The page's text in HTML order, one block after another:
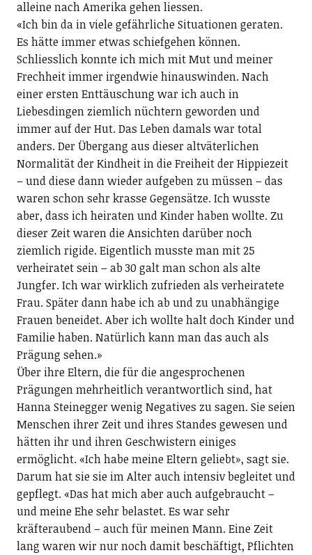
alleine nach Amerika gehen liessen.
«Ich bin da in viele gefährliche Situationen geraten.
Es hätte immer etwas schiefgehen können.
Schliesslich konnte ich mich mit Mut und meiner
Frechheit immer irgendwie hinauswinden. Nach
einer ersten Enttäuschung war ich auch in
Liebesdingen ziemlich nüchtern geworden und
immer auf der Hut. Das Leben damals war total
anders. Der Übergang aus dieser altväterlichen
Normalität der Kindheit in die Freiheit der Hippiezeit
– und diese dann wieder aufgeben zu müssen – das
waren schon sehr krasse Gegensätze. Ich wusste
aber, dass ich heiraten und Kinder haben wollte. Zu
dieser Zeit waren die Ansichten darüber noch
ziemlich rigide. Eigentlich musste man mit 25
verheiratet sein – ab 30 galt man schon als alte
Jungfer. Ich war wirklich zufrieden als verheiratete
Frau. Später dann habe ich ab und zu unabhängige
Frauen beneidet. Aber ich wollte halt doch Kinder und
Familie haben. Natürlich kann man das auch als
Prägung sehen.»
Über ihre Eltern, die für die angesprochenen
Prägungen mehrheitlich verantwortlich sind, hat
Hanna Steinegger wenig Negatives zu sagen. Sie seien
Menschen ihrer Zeit und ihres Standes gewesen und
hätten ihr und ihren Geschwistern einiges
ermöglicht. «Ich habe meine Eltern geliebt», sagt sie.
Darum hat sie sie im Alter auch intensiv begleitet und
gepflegt. «Das hat mich aber auch aufgebraucht –
und meine Ehe sehr belastet. Es war sehr
kräfteraubend – auch für meinen Mann. Eine Zeit
lang waren wir nur noch damit beschäftigt, Pflichten